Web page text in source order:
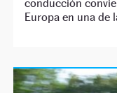
conducción
Europa en una de